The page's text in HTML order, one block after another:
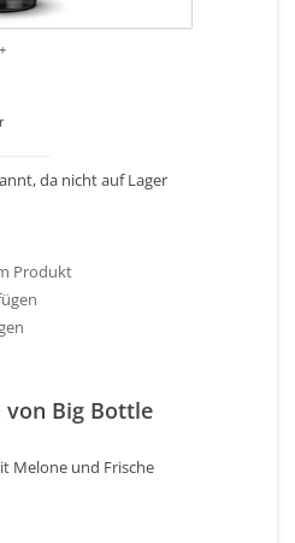
+
da nicht auf Lager
Produkt
von Big Bottle
Melone und Frische